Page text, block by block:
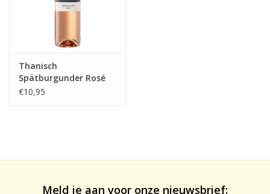
Thanisch
Spätburgunder Rosé
trocken 2025, Mosel
€10,95
Meld je aan voor onze nieuwsbrief: